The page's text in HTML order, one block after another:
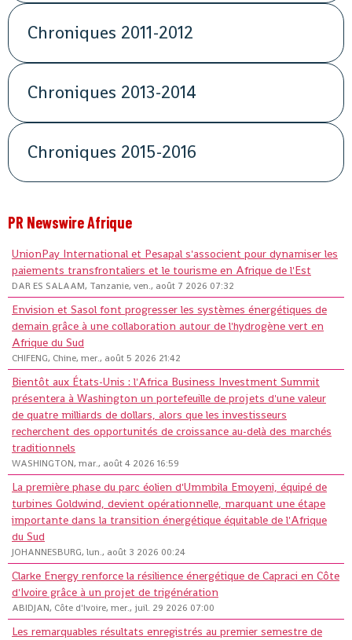
Chroniques 2011-2012
Chroniques 2013-2014
Chroniques 2015-2016
PR Newswire Afrique
UnionPay International et Pesapal s'associent pour dynamiser les
paiements transfrontaliers et le tourisme en Afrique de l'Est
DAR ES SALAAM, Tanzanie, ven., août 7 2026 07:32
Envision et Sasol font progresser les systèmes énergétiques de
demain grâce à une collaboration autour de l'hydrogène vert en
Afrique du Sud
CHIFENG, Chine, mer., août 5 2026 21:42
Bientôt aux États-Unis : l'Africa Business Investment Summit
présentera à Washington un portefeuille de projets d'une valeur
de quatre milliards de dollars, alors que les investisseurs
recherchent des opportunités de croissance au-delà des marchés
traditionnels
WASHINGTON, mar., août 4 2026 16:59
La première phase du parc éolien d'Ummbila Emoyeni, équipé de
turbines Goldwind, devient opérationnelle, marquant une étape
importante dans la transition énergétique équitable de l'Afrique
du Sud
JOHANNESBURG, lun., août 3 2026 00:24
Clarke Energy renforce la résilience énergétique de Capraci en Côte
d'Ivoire grâce à un projet de trigénération
ABIDJAN, Côte d'Ivoire, mer., juil. 29 2026 07:00
Les remarquables résultats enregistrés au premier semestre de